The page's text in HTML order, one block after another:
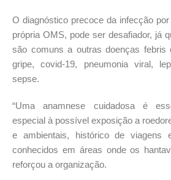
O diagnóstico precoce da infecção
própria OMS, pode ser desafiador, já
são comuns a outras doenças febris
gripe, covid-19, pneumonia viral,
sepse.
“Uma anamnese cuidadosa é
especial à possível exposição a
e ambientais, histórico de viagens
conhecidos em áreas onde os
reforçou a organização.